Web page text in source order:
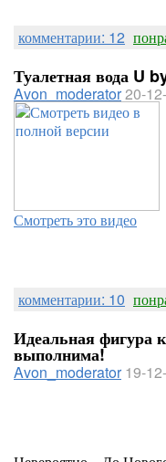
комментарии: 12
Туалетная вода U
Avon_moderator20-
Смотреть это видео
комментарии: 10
Идеальная фигура
выполнима!
Avon_moderator 19-